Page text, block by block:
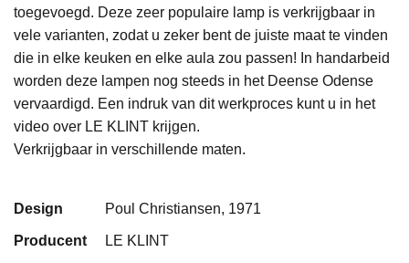
toegevoegd. Deze zeer populaire lamp is verkrijgbaar in
vele varianten, zodat u zeker bent de juiste maat te vinden
die in elke keuken en elke aula zou passen! In handarbeid
worden deze lampen nog steeds in het Deense Odense
vervaardigd. Een indruk van dit werkproces kunt u in het
video over LE KLINT krijgen.
Verkrijgbaar in verschillende maten.
Design Poul Christiansen, 1971
Producent LE KLINT